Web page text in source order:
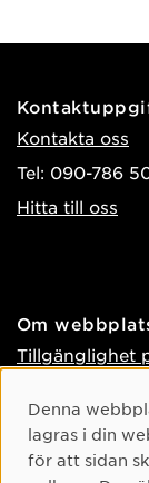
Kontakta oss
Tel: 090-786
Hitta till oss
Om
Tillgänglighet
Hantera kakor
Cookie-
Denna
lagras i din
för att sidan